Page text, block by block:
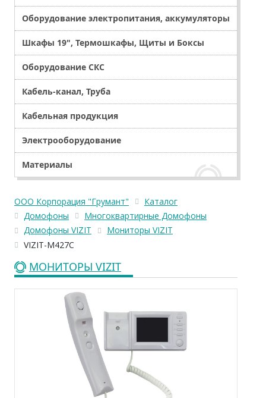
Оборудование электропитания, аккумуляторы
Шкафы 19", Термошкафы, Щиты и Боксы
Оборудование СКС
Кабель-канал, Труба
Кабельная продукция
Электрооборудование
Материалы
ООО Корпорация "Грумант"
Каталог
Домофоны
Многоквартирные Домофоны
Домофоны VIZIT
Мониторы VIZIT
VIZIT-M427C
МОНИТОРЫ VIZIT